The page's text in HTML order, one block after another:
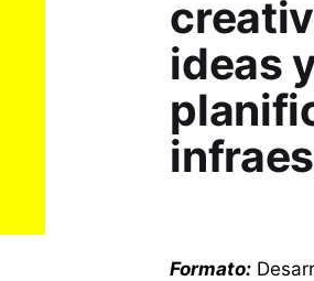
ideas
Formato: